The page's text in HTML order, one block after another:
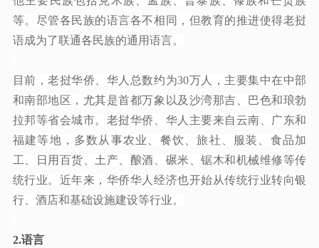
等。尽管各民族的语言各不相同，但教育的推进使得老挝
语成为了联通各民族的通用语言。
目前，老挝华侨、华人总数约为30万人，主要集中在中部
和南部地区，尤其是首都万象以及沙湾那吉、巴色和琅勃
拉邦等省会城市。老挝华侨、华人主要来自云南、广东和
福建等地，多数从事农业、餐饮、旅社、服装、食品加
工、日用百货、土产、酿酒、碾米、锯木和机械维修等传
统行业。近年来，华侨华人经济也开始从传统行业转向银
行、酒店和基础设施建设等行业。
2.语言